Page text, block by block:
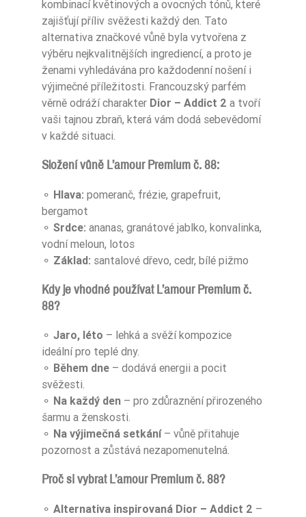
kombinací květinových a ovocných tónů, které
zajišťují příliv svěžesti každý den. Tato
alternativa značkové vůně byla vytvořena z
výběru nejkvalitnějších ingrediencí, a proto je
ženami vyhledávána pro každodenní nošení i
výjimečné příležitosti. Francouzský parfém
věrně odráží charakter Dior – Addict 2 a tvoří
vaši tajnou zbraň, která vám dodá sebevědomí
v každé situaci.
Složení vůně L’amour Premium č. 88:
⚬ Hlava: pomeranč, frézie, grapefruit,
bergamot
⚬ Srdce: ananas, granátové jablko, konvalinka,
vodní meloun, lotos
⚬ Základ: santalové dřevo, cedr, bílé pižmo
Kdy je vhodné používat L’amour Premium č.
88?
⚬ Jaro, léto – lehká a svěží kompozice
ideální pro teplé dny.
⚬ Během dne – dodává energii a pocit
svěžesti.
⚬ Na každý den – pro zdůraznění přirozeného
šarmu a ženskosti.
⚬ Na výjimečná setkání– vůně přitahuje
pozornost a zůstává nezapomenutelná.
Proč si vybrat L’amour Premium č. 88?
⚬ Alternativa inspirovaná Dior – Addict 2 –